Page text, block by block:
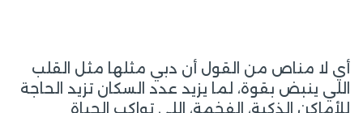
أي لا مناص من القول أن دبي مثلها مثل القلب
اللي ينبض بقوة، لما يزيد عدد السكان تزيد الحاجة
للأماكن الذكية، الفخمة، اللي تواكب الحياة